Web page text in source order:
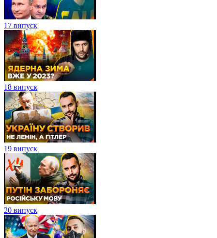
17 випуск
18 випуск
19 випуск
20 випуск